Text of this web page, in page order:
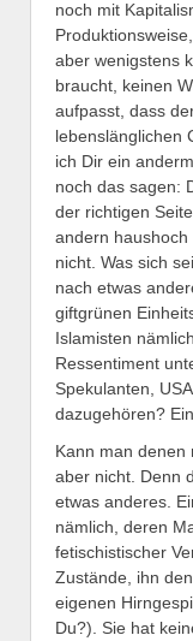
noch mit
aber wenigstens
braucht, keinen
aufpasst, dass
lebenslänglichen
ich Dir ein
noch das sagen:
der richtigen
andern
nicht. Was sich
nach etwas
giftgrünen
Islamisten
Ressentiment
Spekulanten,
dazugehören?
Kann man denen
aber nicht. Denn
etwas anderes.
nämlich, deren
fetischistischer
Zustände, ihn
eigenen
Du?). Sie hat